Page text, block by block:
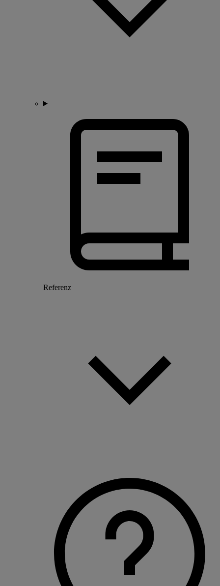
Referenz